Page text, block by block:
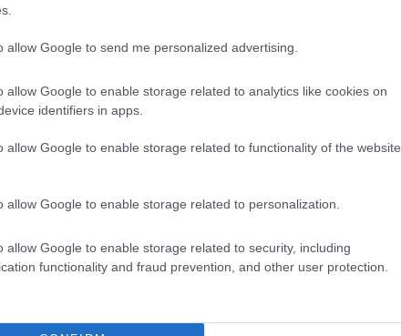
allow Google to send me personalized advertising.
allow Google to enable storage related to analytics like cookies on
identifiers in apps.
allow Google to enable storage related to functionality of the website
allow Google to enable storage related to personalization.
allow Google to enable storage related to security, including
functionality and fraud prevention, and other user protection.
a közösségi vásárlás, volumene az idei évben már
forintot. Ennek jelentős része 2-3 nagyobb kuponos
e-kereskedelem forgalma Magyarországon. Ez az adat
akkor is, ha ez az összeg a teljes kiskereskedelmi
ilyen forgalmi számokról hallottunk eddig. Németh
Media Budapest Zrt. E-kereskedelem portfólió-